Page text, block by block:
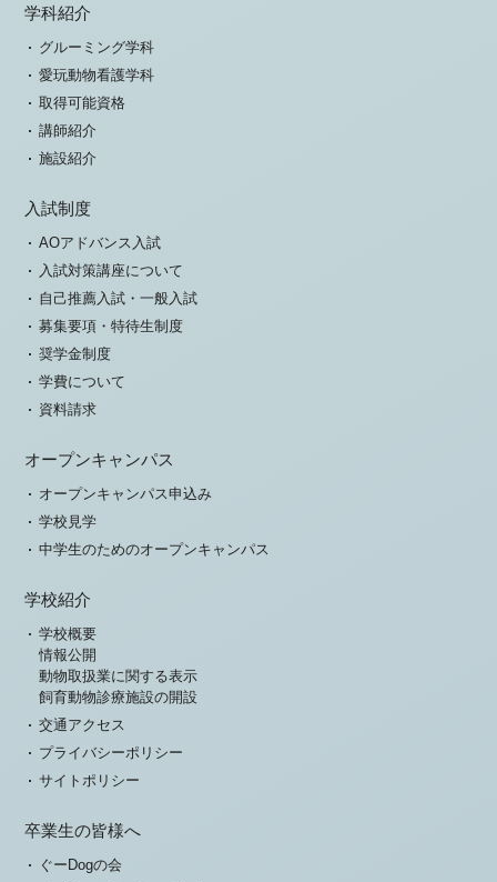
学科紹介
グルーミング学科
愛玩動物看護学科
取得可能資格
講師紹介
施設紹介
入試制度
AOアドバンス入試
入試対策講座について
自己推薦入試・一般入試
募集要項・特待生制度
奨学金制度
学費について
資料請求
オープンキャンパス
オープンキャンパス申込み
学校見学
中学生のためのオープンキャンパス
学校紹介
学校概要
情報公開
動物取扱業に関する表示
飼育動物診療施設の開設
交通アクセス
プライバシーポリシー
サイトポリシー
卒業生の皆様へ
ぐーDogの会